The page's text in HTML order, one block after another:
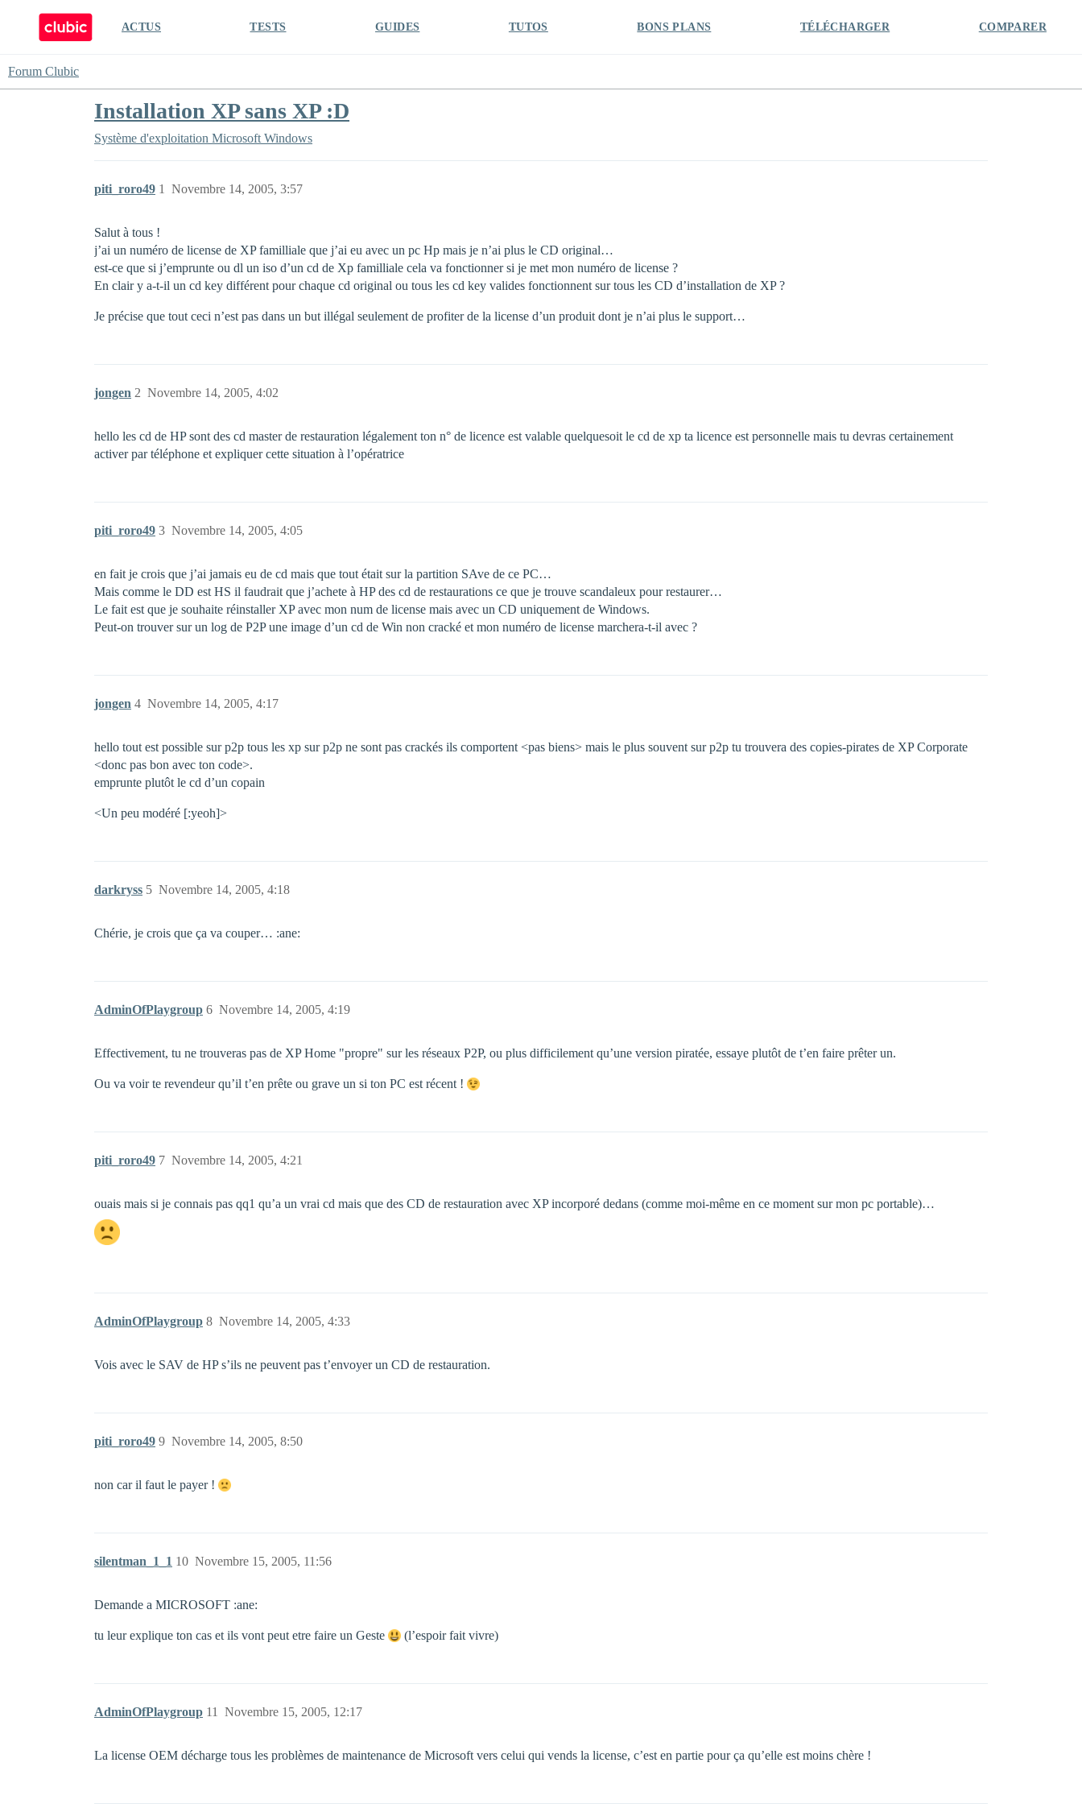
ACTUS TESTS GUIDES TUTOS BONS PLANS TÉLÉCHARGER COMPARER
Forum Clubic
Installation XP sans XP :D
Système d'exploitation Microsoft Windows
piti_roro49 Novembre 14, 2005, 3:57
1
Salut à tous !
j’ai un numéro de license de XP familliale que j’ai eu avec un pc Hp mais je n’ai plus le CD original…
est-ce que si j’emprunte ou dl un iso d’un cd de Xp familliale cela va fonctionner si je met mon numéro de license ?
En clair y a-t-il un cd key différent pour chaque cd original ou tous les cd key valides fonctionnent sur tous les CD d’installation de XP ?
Je précise que tout ceci n’est pas dans un but illégal seulement de profiter de la license d’un produit dont je n’ai plus le support…
jongen Novembre 14, 2005, 4:02
2
hello les cd de HP sont des cd master de restauration légalement ton n° de licence est valable quelquesoit le cd de xp ta licence est personnelle mais tu devras certainement
activer par téléphone et expliquer cette situation à l’opératrice
piti_roro49 Novembre 14, 2005, 4:05
3
en fait je crois que j’ai jamais eu de cd mais que tout était sur la partition SAve de ce PC…
Mais comme le DD est HS il faudrait que j’achete à HP des cd de restaurations ce que je trouve scandaleux pour restaurer…
Le fait est que je souhaite réinstaller XP avec mon num de license mais avec un CD uniquement de Windows.
Peut-on trouver sur un log de P2P une image d’un cd de Win non cracké et mon numéro de license marchera-t-il avec ?
jongen Novembre 14, 2005, 4:17
4
hello tout est possible sur p2p tous les xp sur p2p ne sont pas crackés ils comportent <pas biens> mais le plus souvent sur p2p tu trouvera des copies-pirates de XP Corporate
<donc pas bon avec ton code>.
emprunte plutôt le cd d’un copain
<Un peu modéré [:yeoh]>
darkryss Novembre 14, 2005, 4:18
5
Chérie, je crois que ça va couper… :ane:
AdminOfPlaygroup Novembre 14, 2005, 4:19
6
Effectivement, tu ne trouveras pas de XP Home "propre" sur les réseaux P2P, ou plus difficilement qu’une version piratée, essaye plutôt de t’en faire prêter un.
Ou va voir te revendeur qu’il t’en prête ou grave un si ton PC est récent !
piti_roro49 Novembre 14, 2005, 4:21
7
ouais mais si je connais pas qq1 qu’a un vrai cd mais que des CD de restauration avec XP incorporé dedans (comme moi-même en ce moment sur mon pc portable)…
AdminOfPlaygroup Novembre 14, 2005, 4:33
8
Vois avec le SAV de HP s’ils ne peuvent pas t’envoyer un CD de restauration.
piti_roro49 Novembre 14, 2005, 8:50
9
non car il faut le payer !
silentman_1_1 Novembre 15, 2005, 11:56
10
Demande a MICROSOFT :ane:
tu leur explique ton cas et ils vont peut etre faire un Geste (l’espoir fait vivre)
AdminOfPlaygroup Novembre 15, 2005, 12:17
11
La license OEM décharge tous les problèmes de maintenance de Microsoft vers celui qui vends la license, c’est en partie pour ça qu’elle est moins chère !